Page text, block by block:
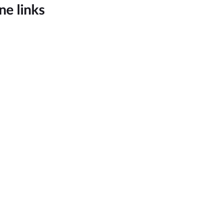
links